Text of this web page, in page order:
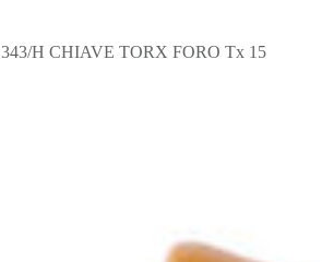
343/H CHIAVE TORX FORO Tx 15